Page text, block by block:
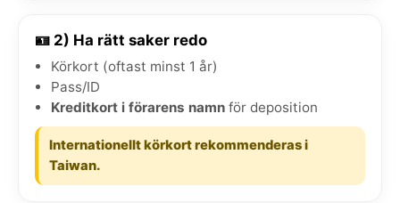
🪪 2) Ha rätt saker redo
Körkort (oftast minst 1 år)
Pass/ID
Kreditkort i förarens namn för deposition
Internationellt körkort rekommenderas i
Taiwan.